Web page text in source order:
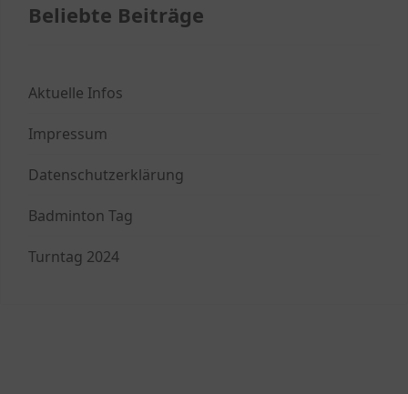
Beliebte Beiträge
Aktuelle Infos
Impressum
Datenschutzerklärung
Badminton Tag
Turntag 2024